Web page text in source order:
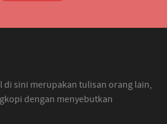
di sini merupakan tulisan orang lain,
dengan menyebutkan